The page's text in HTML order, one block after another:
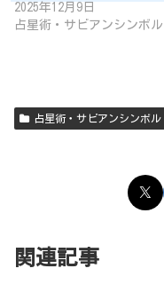
2025年12月9日
占星術・サビアンシンボル
占星術・サビアンシンボル
関連記事